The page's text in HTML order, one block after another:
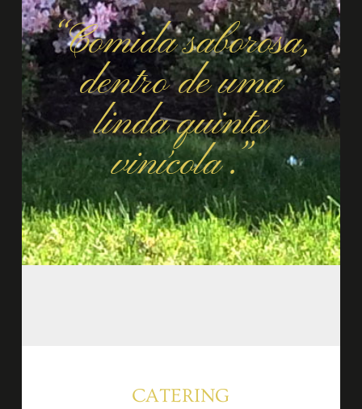
“Comida saborosa,
dentro de uma
linda quinta
vinícola .”
CATERING